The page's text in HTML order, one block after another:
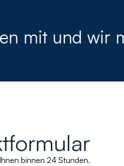
mit und wir
binnen 24 Stunden.